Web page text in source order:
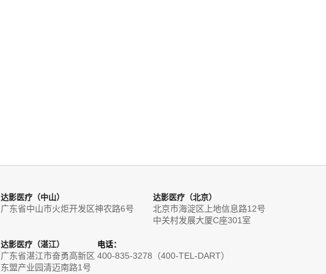
达影医疗（北京）
北京市海淀区上地信息路12号
中关村发展大厦C座301室
达影医疗（中山）
广东省中山市火炬开发区神农路6号
达影医疗（湛江）
广东省湛江市奋勇高新区
东盟产业园清迈南路1号
电话：
400-835-3278（400-TEL-DART）